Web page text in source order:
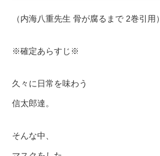
（内海八重先生 骨が腐るまで 2巻引用）
※確定あらすじ※
久々に日常を味わう
信太郎達。
そんな中、